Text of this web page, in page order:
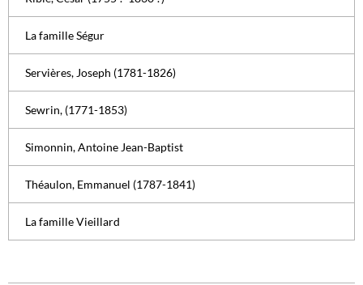
La famille Ségur
Servières, Joseph (1781-1826)
Sewrin, (1771-1853)
Simonnin, Antoine Jean-Baptist
Théaulon, Emmanuel (1787-1841)
La famille Vieillard